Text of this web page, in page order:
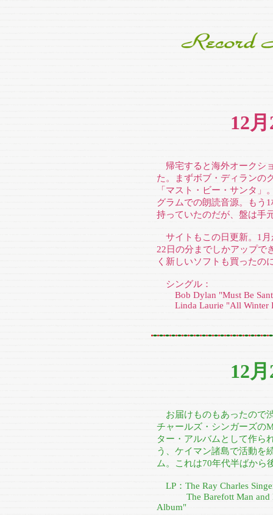
12
帰宅すると海外オークシ
た。まずボブ・ディランの
「マスト・ビー・サンタ」
グラムでの朗読音源。もう
持っていたのだが、盤は手
サイトもこの日更新。1月
22日の分までしかアップで
く新しいソフトも買ったの
シングル：
Bob Dylan "Must Be
Linda Laurie "All Winter
12
お届けものもあったので
チャールズ・シンガーズの
ター・アルバムとして作ら
う、ケイマン諸島で活動を
ム。これは70年代半ばから
LP：The Ray Charles
The Barefott Man and
Album"